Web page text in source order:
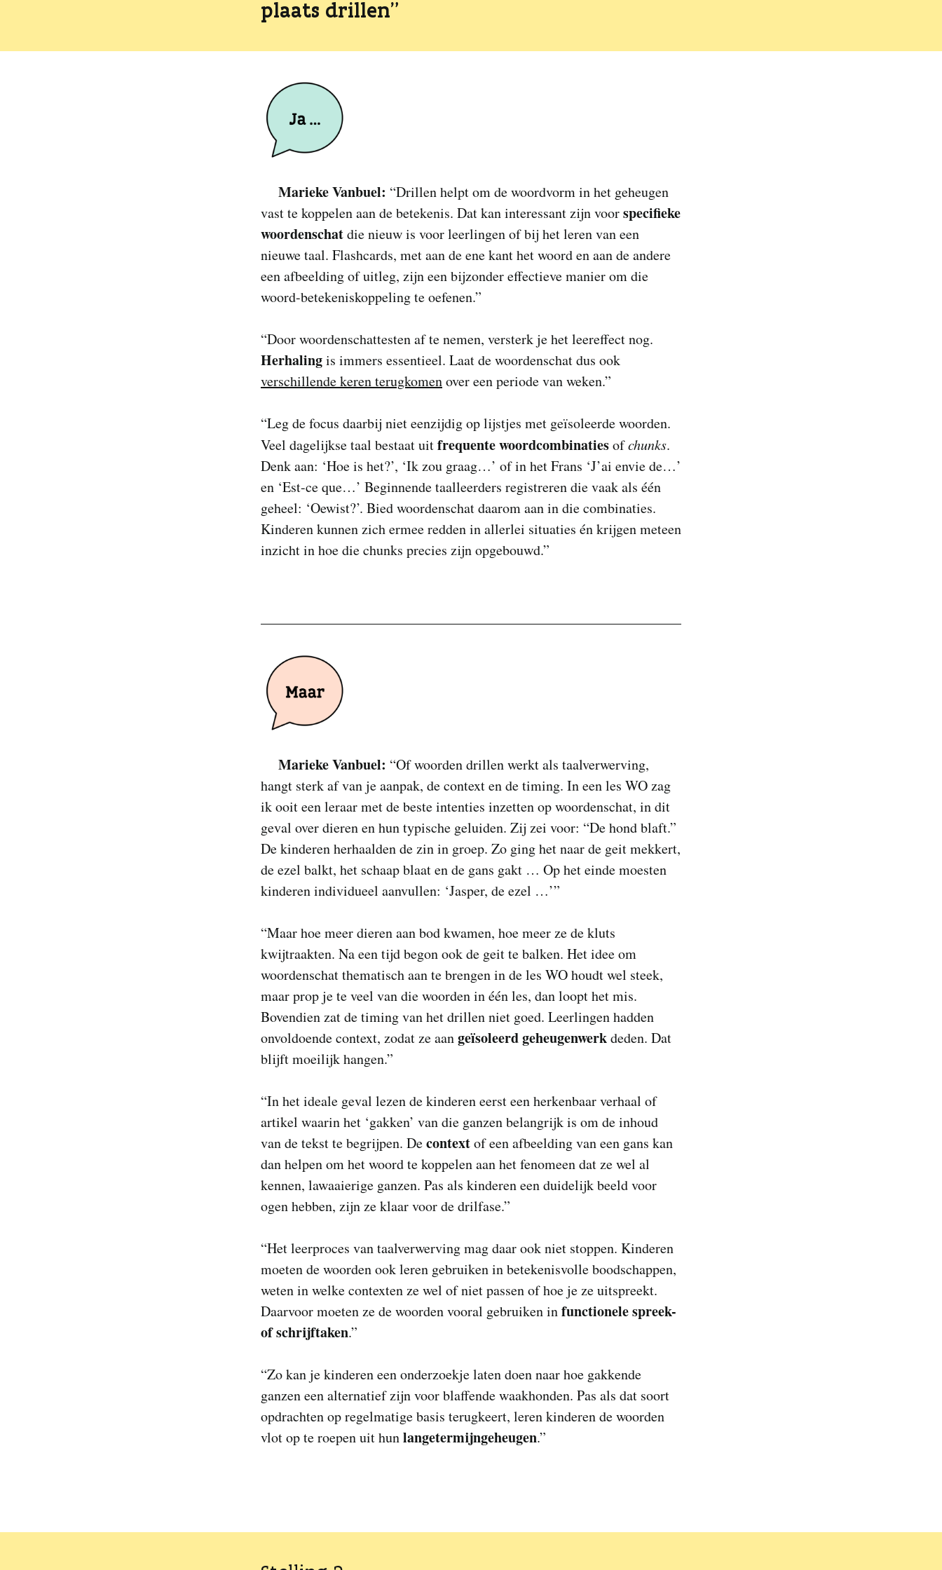
plaats drillen”
Marieke Vanbuel: “Drillen helpt om de woordvorm in het geheugen
vast te koppelen aan de betekenis. Dat kan interessant zijn voorspecifieke
woordenschatdie nieuw is voor leerlingen of bij het leren van een
nieuwe taal. Flashcards, met aan de ene kant het woord en aan de andere
een afbeelding of uitleg, zijn een bijzonder effectieve manier om die
woord-betekeniskoppeling te oefenen.”
“Door woordenschattesten af te nemen, versterk je het leereffect nog.
Herhalingis immers essentieel. Laat de woordenschat dus ook
verschillende keren terugkomenover een periode van weken.”
“Leg de focus daarbij niet eenzijdig op lijstjes met geïsoleerde woorden.
Veel dagelijkse taal bestaat uitfrequente woordcombinatiesofchunks.
Denk aan: ‘Hoe is het?’, ‘Ik zou graag…’ of in het Frans ‘J’ai envie de…’
en ‘Est-ce que…’ Beginnende taalleerders registreren die vaak als één
geheel: ‘Oewist?’. Bied woordenschat daarom aan in die combinaties.
Kinderen kunnen zich ermee redden in allerlei situaties én krijgen meteen
inzicht in hoe die chunks precies zijn opgebouwd.”
Marieke Vanbuel: “Of woorden drillen werkt als taalverwerving,
hangt sterk af van je aanpak, de context en de timing. In een les WO zag
ik ooit een leraar met de beste intenties inzetten op woordenschat, in dit
geval over dieren en hun typische geluiden. Zij zei voor: “De hond blaft.”
De kinderen herhaalden de zin in groep. Zo ging het naar de geit mekkert,
de ezel balkt, het schaap blaat en de gans gakt … Op het einde moesten
kinderen individueel aanvullen: ‘Jasper, de ezel …’”
“Maar hoe meer dieren aan bod kwamen, hoe meer ze de kluts
kwijtraakten. Na een tijd begon ook de geit te balken. Het idee om
woordenschat thematisch aan te brengen in de les WO houdt wel steek,
maar prop je te veel van die woorden in één les, dan loopt het mis.
Bovendien zat de timing van het drillen niet goed. Leerlingen hadden
onvoldoende context, zodat ze aangeïsoleerd geheugenwerkdeden. Dat
blijft moeilijk hangen.”
“In het ideale geval lezen de kinderen eerst een herkenbaar verhaal of
artikel waarin het ‘gakken’ van die ganzen belangrijk is om de inhoud
van de tekst te begrijpen. Decontextof een afbeelding van een gans kan
dan helpen om het woord te koppelen aan het fenomeen dat ze wel al
kennen, lawaaierige ganzen. Pas als kinderen een duidelijk beeld voor
ogen hebben, zijn ze klaar voor de drilfase.”
“Het leerproces van taalverwerving mag daar ook niet stoppen. Kinderen
moeten de woorden ook leren gebruiken in betekenisvolle boodschappen,
weten in welke contexten ze wel of niet passen of hoe je ze uitspreekt.
Daarvoor moeten ze de woorden vooral gebruiken infunctionele spreek-
of schrijftaken.”
“Zo kan je kinderen een onderzoekje laten doen naar hoe gakkende
ganzen een alternatief zijn voor blaffende waakhonden. Pas als dat soort
opdrachten op regelmatige basis terugkeert, leren kinderen de woorden
vlot op te roepen uit hunlangetermijngeheugen.”